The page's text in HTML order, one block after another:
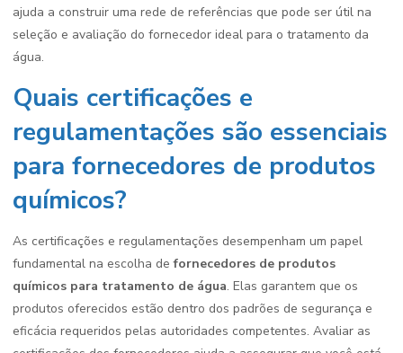
ajuda a construir uma rede de referências que pode ser útil na
seleção e avaliação do fornecedor ideal para o tratamento da
água.
Quais certificações e
regulamentações são essenciais
para fornecedores de produtos
químicos?
As certificações e regulamentações desempenham um papel
fundamental na escolha defornecedores de produtos
químicos para tratamento de água. Elas garantem que os
produtos oferecidos estão dentro dos padrões de segurança e
eficácia requeridos pelas autoridades competentes. Avaliar as